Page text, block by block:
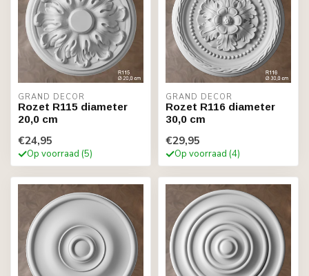
GRAND DECOR
Rozet R115 diameter
20,0 cm
€24,95
Op voorraad (5)
GRAND DECOR
Rozet R116 diameter
30,0 cm
€29,95
Op voorraad (4)